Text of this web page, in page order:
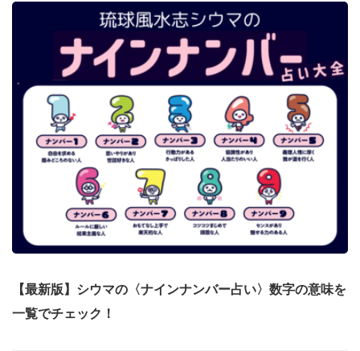
【最新版】シウマの〈ナインナンバー占い〉数字の意味を
一覧でチェック！